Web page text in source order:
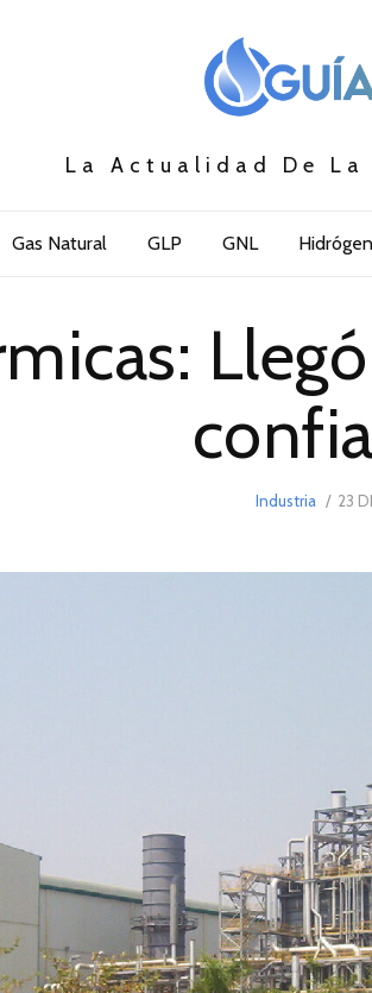
La Actualidad De
Gas Natural GLP GNL
Industria 23